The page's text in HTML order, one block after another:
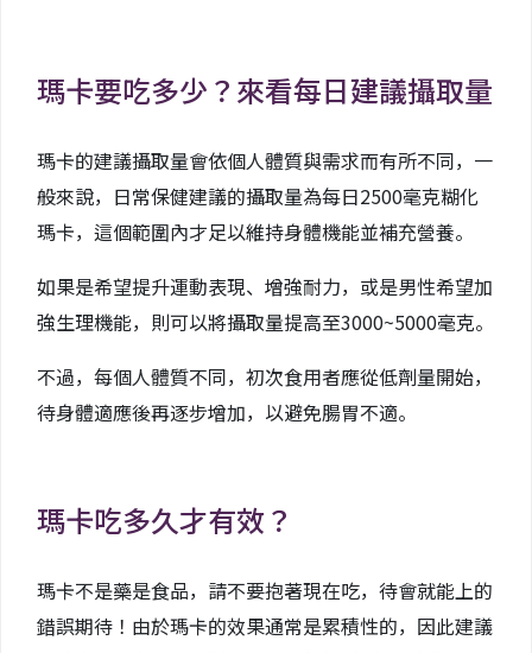
瑪卡要吃多少？來看每日建議攝取量
瑪卡的建議攝取量會依個人體質與需求而有所不同，一
般來說，日常保健建議的攝取量為每日2500毫克糊化
瑪卡，這個範圍內才足以維持身體機能並補充營養。
如果是希望提升運動表現、增強耐力，或是男性希望加
強生理機能，則可以將攝取量提高至3000~5000毫克。
不過，每個人體質不同，初次食用者應從低劑量開始，
待身體適應後再逐步增加，以避免腸胃不適。
瑪卡吃多久才有效？
瑪卡不是藥是食品，請不要抱著現在吃，待會就能上的
錯誤期待！由於瑪卡的效果通常是累積性的，因此建議